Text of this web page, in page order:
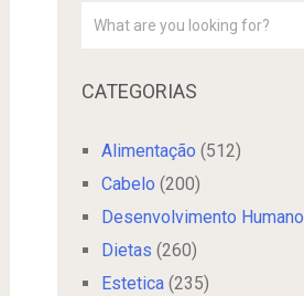
CATEGORIAS
Alimentação (512)
Cabelo (200)
Desenvolvimento Humano
Dietas (260)
Estetica(235)